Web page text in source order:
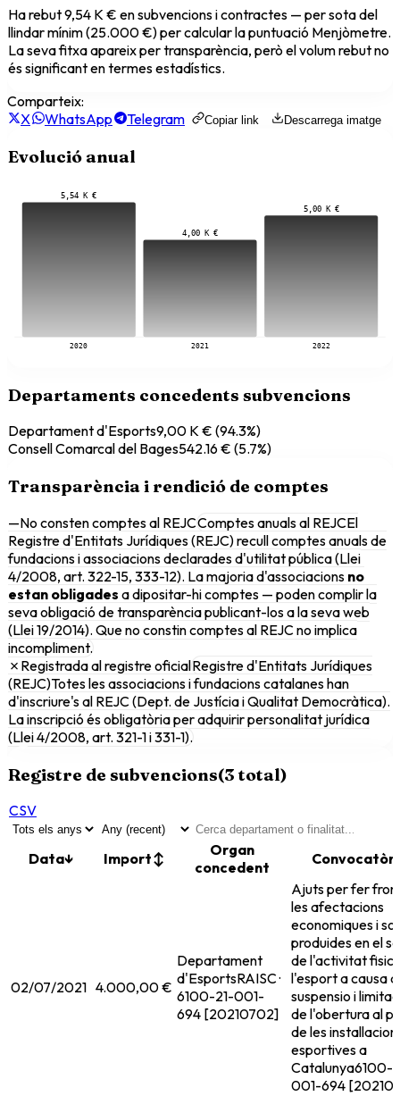
Ha rebut9,54 K € en subvencions i contractes — per sota del
llindar mínim (25.000 €) per calcular la puntuació Menjòmetre.
La seva fitxa apareix per transparència, però el volum rebut no
és significant en termes estadístics.
Comparteix:
X
WhatsApp Telegram Copiar link Descarrega imatge
Evolució anual
5,54 K €
2020
4,00 K €
2021
5,00 K €
2022
Departaments concedents subvencions
Departament d'Esports9,00 K € (94.3%)
Consell Comarcal del Bages542.16 € (5.7%)
Transparència i rendició de comptes
—No consten comptes al REJCComptes anuals al REJCEl
Registre d'Entitats Jurídiques (REJC) recull comptes anuals de
fundacions i associacions declarades d'utilitat pública (Llei
4/2008, art. 322-15, 333-12). La majoria d'associacions no
estan obligades a dipositar-hi comptes — poden complir la
seva obligació de transparència publicant-los a la seva web
(Llei 19/2014). Que no constin comptes al REJC no implica
incompliment.
✗ Registrada al registre oficialRegistre d'Entitats Jurídiques
(REJC)Totes les associacions i fundacions catalanes han
d'inscriure's al REJC (Dept. de Justícia i Qualitat Democràtica).
La inscripció és obligatòria per adquirir personalitat jurídica
(Llei 4/2008, art. 321-1 i 331-1).
Registre de subvencions(3 total)
CSV
Data↓ Import↕
Organ
concedent
02/07/2021 4.000,00 €
Departament
d'EsportsRAISC ·
6100-21-001-
694 [20210702]
Ajuts per fer
les afectacions
economiques i
produides en el
de l'activitat
l'esport a causa
suspensio i
de l'obertura al
de les
esportives a
Catalunya6100-
001-694